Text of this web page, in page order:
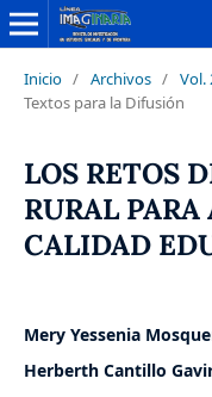
Inicio / Archivos / Vol.
Textos para la Difusión
LOS RETOS
RURAL
CALIDAD
Mery Yessenia
Herberth Cantillo